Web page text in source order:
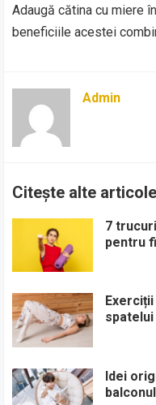
Adaugă cătina cu miere
beneficiile acestei
Admin
Citește alte articole
7
pentru
spatelui
Idei